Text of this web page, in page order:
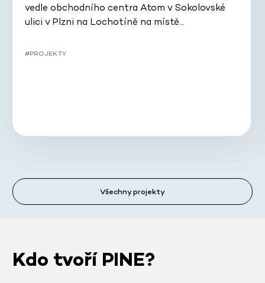
vedle obchodního centra Atom v Sokolovské
ulici v Plzni na Lochotíně na místě…
#PROJEKTY
Všechny projekty
Kdo tvoří PINE?